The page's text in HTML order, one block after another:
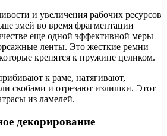
и увеличения рабочих ресурсов
змей во время фрагментации
еще одной эффективной меры
ленты. Это жесткие ремни
крепятся к пружине целиком.
к раме, натягивают,
скобами и отрезают излишки. Этот
из ламелей.
декорирование